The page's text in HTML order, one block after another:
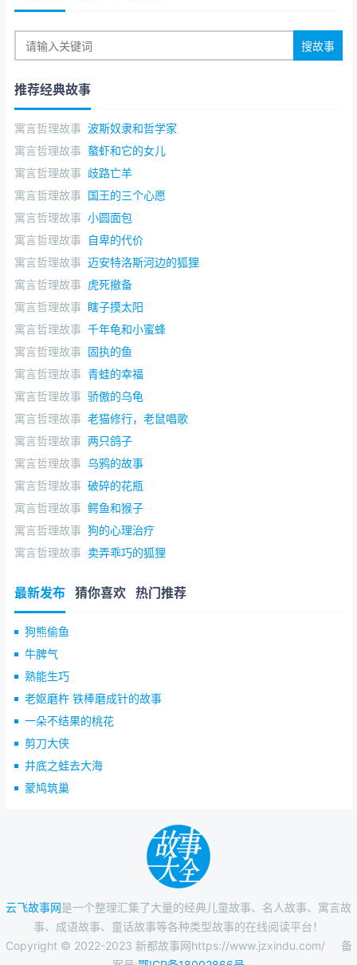
推荐经典故事
寓言哲理故事 波斯奴隶和哲学家
寓言哲理故事 螯虾和它的女儿
寓言哲理故事 歧路亡羊
寓言哲理故事 国王的三个心愿
寓言哲理故事 小圆面包
寓言哲理故事 自卑的代价
寓言哲理故事 迈安特洛斯河边的狐狸
寓言哲理故事 虎死撤备
寓言哲理故事 瞎子摸太阳
寓言哲理故事 千年龟和小蜜蜂
寓言哲理故事 固执的鱼
寓言哲理故事 青蛙的幸福
寓言哲理故事 骄傲的乌龟
寓言哲理故事 老猫修行，老鼠唱歌
寓言哲理故事 两只鸽子
寓言哲理故事 乌鸦的故事
寓言哲理故事 破碎的花瓶
寓言哲理故事 鳄鱼和猴子
寓言哲理故事 狗的心理治疗
寓言哲理故事 卖弄乖巧的狐狸
最新发布 猜你喜欢 热门推荐
狗熊偷鱼
牛脾气
熟能生巧
老妪磨杵 铁棒磨成针的故事
一朵不结果的桃花
剪刀大侠
井底之蛙去大海
蒙鸠筑巢
云飞故事网是一个整理汇集了大量的经典儿童故事、名人故事、寓言故
事、成语故事、童话故事等各种类型故事的在线阅读平台！
Copyright © 2022-2023 新都故事网https://www.jzxindu.com/
备